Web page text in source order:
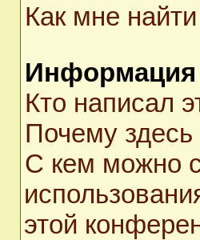
Как мне
Информация
Кто написал
Почему здесь
С кем можно
этой